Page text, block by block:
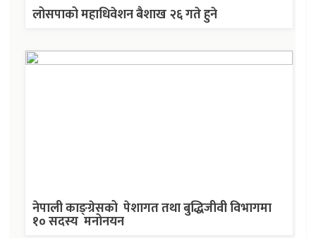
लोसपाको महाधिवेशन बैशाख २६ गते हुने
नेपाली काङ्ग्रेसको पेशागत तथा बुद्धिजीवी विभागमा
१० सदस्य मनोनयन